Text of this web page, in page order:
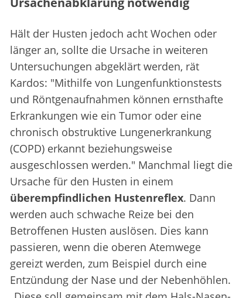
Hält der Husten jedoch acht Wochen oder
länger an, sollte die Ursache in weiteren
Untersuchungen abgeklärt werden, rät
Kardos: "Mithilfe von Lungenfunktionstests
und Röntgenaufnahmen können ernsthafte
Erkrankungen wie ein Tumor oder eine
chronisch obstruktive Lungenerkrankung
(COPD) erkannt beziehungsweise
ausgeschlossen werden." Manchmal liegt die
Ursache für den Husten in einem
überempfindlichen Hustenreflex. Dann
werden auch schwache Reize bei den
Betroffenen Husten auslösen. Dies kann
passieren, wenn die oberen Atemwege
gereizt werden, zum Beispiel durch eine
Entzündung der Nase und der Nebenhöhlen.